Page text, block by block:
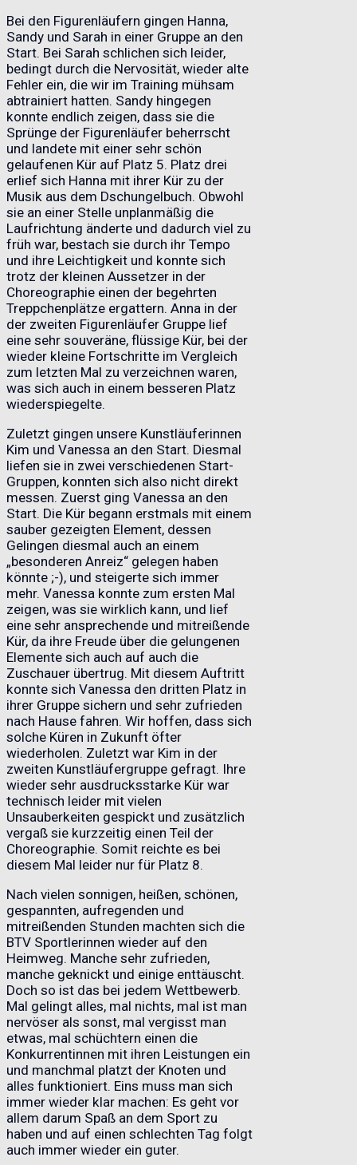
Bei den Figurenläufern gingen Hanna,
Sandy und Sarah in einer Gruppe an den
Start. Bei Sarah schlichen sich leider,
bedingt durch die Nervosität, wieder alte
Fehler ein, die wir im Training mühsam
abtrainiert hatten. Sandy hingegen
konnte endlich zeigen, dass sie die
Sprünge der Figurenläufer beherrscht
und landete mit einer sehr schön
gelaufenen Kür auf Platz 5. Platz drei
erlief sich Hanna mit ihrer Kür zu der
Musik aus dem Dschungelbuch. Obwohl
sie an einer Stelle unplanmäßig die
Laufrichtung änderte und dadurch viel zu
früh war, bestach sie durch ihr Tempo
und ihre Leichtigkeit und konnte sich
trotz der kleinen Aussetzer in der
Choreographie einen der begehrten
Treppchenplätze ergattern. Anna in der
der zweiten Figurenläufer Gruppe lief
eine sehr souveräne, flüssige Kür, bei der
wieder kleine Fortschritte im Vergleich
zum letzten Mal zu verzeichnen waren,
was sich auch in einem besseren Platz
wiederspiegelte.
Zuletzt gingen unsere Kunstläuferinnen
Kim und Vanessa an den Start. Diesmal
liefen sie in zwei verschiedenen Start-
Gruppen, konnten sich also nicht direkt
messen. Zuerst ging Vanessa an den
Start. Die Kür begann erstmals mit einem
sauber gezeigten Element, dessen
Gelingen diesmal auch an einem
„besonderen Anreiz“ gelegen haben
könnte ;-), und steigerte sich immer
mehr. Vanessa konnte zum ersten Mal
zeigen, was sie wirklich kann, und lief
eine sehr ansprechende und mitreißende
Kür, da ihre Freude über die gelungenen
Elemente sich auch auf auch die
Zuschauer übertrug. Mit diesem Auftritt
konnte sich Vanessa den dritten Platz in
ihrer Gruppe sichern und sehr zufrieden
nach Hause fahren. Wir hoffen, dass sich
solche Küren in Zukunft öfter
wiederholen. Zuletzt war Kim in der
zweiten Kunstläufergruppe gefragt. Ihre
wieder sehr ausdrucksstarke Kür war
technisch leider mit vielen
Unsauberkeiten gespickt und zusätzlich
vergaß sie kurzzeitig einen Teil der
Choreographie. Somit reichte es bei
diesem Mal leider nur für Platz 8.
Nach vielen sonnigen, heißen, schönen,
gespannten, aufregenden und
mitreißenden Stunden machten sich die
BTV Sportlerinnen wieder auf den
Heimweg. Manche sehr zufrieden,
manche geknickt und einige enttäuscht.
Doch so ist das bei jedem Wettbewerb.
Mal gelingt alles, mal nichts, mal ist man
nervöser als sonst, mal vergisst man
etwas, mal schüchtern einen die
Konkurrentinnen mit ihren Leistungen ein
und manchmal platzt der Knoten und
alles funktioniert. Eins muss man sich
immer wieder klar machen: Es geht vor
allem darum Spaß an dem Sport zu
haben und auf einen schlechten Tag folgt
auch immer wieder ein guter.